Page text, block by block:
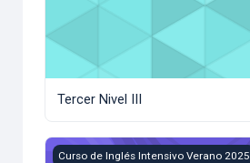
Tercer Nivel III
Segundo Nivel II
Curso de Inglés Intensivo Verano 2025